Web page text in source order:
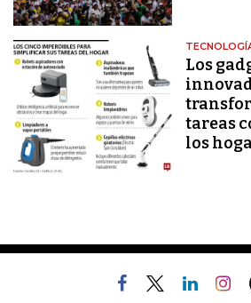
Los
tareas
los